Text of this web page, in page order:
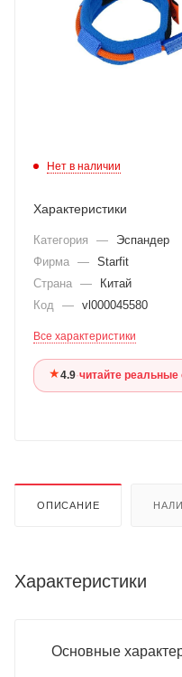
Нет в наличии
Характеристики
Категория —
Эспандер
Фирма — Starfit
Страна —
Китай
Код
— vl000045580
Все характеристики
★4.9·читайте
ОПИСАНИЕ
Характеристики
Основные